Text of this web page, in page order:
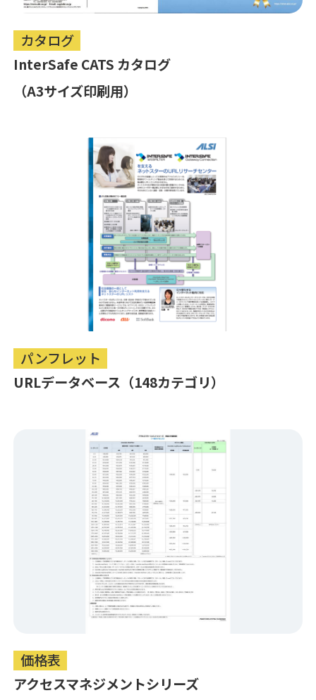
カタログ
InterSafe CATS カタログ
（A3サイズ印刷用）
パンフレット
URLデータベース（148カテゴリ）
価格表
アクセスマネジメントシリーズ